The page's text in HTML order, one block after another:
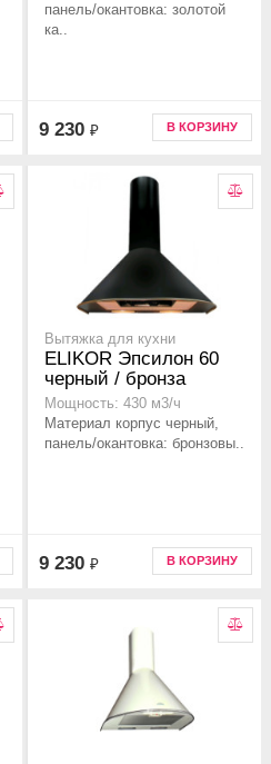
панель/окантовка: золотой
ка..
9 230 ₽ В КОРЗИНУ
Вытяжка для кухни
ELIKOR Эпсилон 60
черный / бронза
Мощность: 430 м3/ч
Материал корпус черный,
панель/окантовка: бронзовы..
9 230 ₽ В КОРЗИНУ